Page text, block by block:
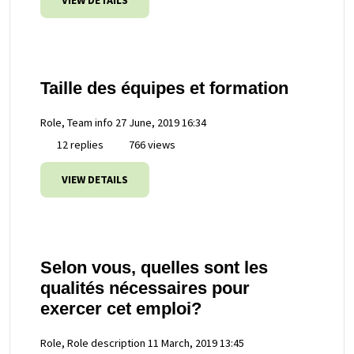
Taille des équipes et formation
Role, Team info 27 June, 2019 16:34
12 replies
766 views
VIEW DETAILS
Selon vous, quelles sont les
qualités nécessaires pour
exercer cet emploi?
Role, Role description 11 March, 2019 13:45